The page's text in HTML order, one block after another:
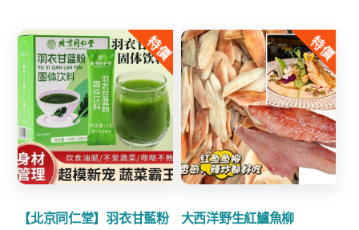
was:
$72.00.
is:
$42.99.
特價
【北京同仁堂】羽衣甘藍粉
Share
特價
大西洋野生紅鱸魚柳
Share